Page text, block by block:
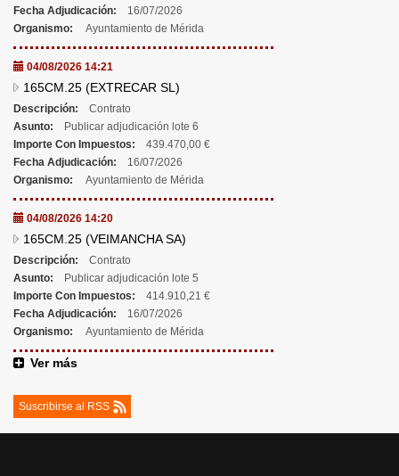
Fecha Adjudicación:
16/07/2026
Organismo:
Ayuntamiento de Mérida
04/08/2026 14:21
165CM.25 (EXTRECAR SL)
Descripción:
Contrato
Asunto:
Publicar adjudicación lote 6
Importe Con Impuestos:
439.470,00 €
Fecha Adjudicación:
16/07/2026
Organismo:
Ayuntamiento de Mérida
04/08/2026 14:20
165CM.25 (VEIMANCHA SA)
Descripción:
Contrato
Asunto:
Publicar adjudicación lote 5
Importe Con Impuestos:
414.910,21 €
Fecha Adjudicación:
16/07/2026
Organismo:
Ayuntamiento de Mérida
Ver más
Suscribirse al RSS